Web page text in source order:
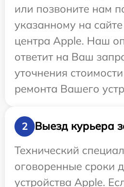
или позвоните нам
указанному на
центра Apple. Наш
ответит на Ваш
уточнения
ремонта Вашего
2
Выезд курьера
Технический
оговоренные сроки
устройства Apple.